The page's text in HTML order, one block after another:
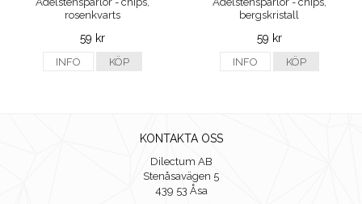
rosenkvarts
59 kr
INFO KÖP
bergskristall
59 kr
INFO KÖP
KONTAKTA OSS
Dilectum AB
Stenåsavägen 5
439 53 Åsa